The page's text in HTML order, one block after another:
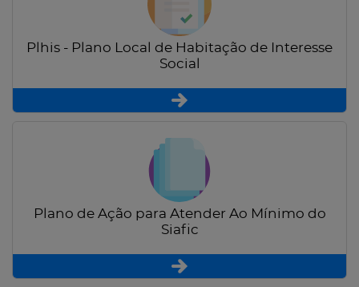
Plhis - Plano Local de Habitação de Interesse
Social
Plano de Ação para Atender Ao Mínimo do
Siafic